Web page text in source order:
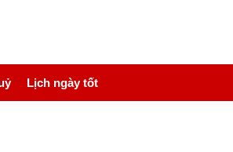
Lịch ngày tốt